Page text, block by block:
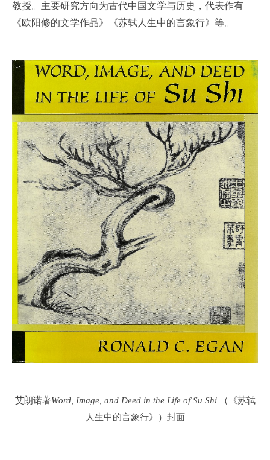
教授。主要研究方向为古代中国文学与历史，代表作有
《欧阳修的文学作品》《苏轼人生中的言象行》等。
艾朗诺著Word, Image, and Deed in the Life of Su Shi
（《苏轼
人生中的言象行》）封面